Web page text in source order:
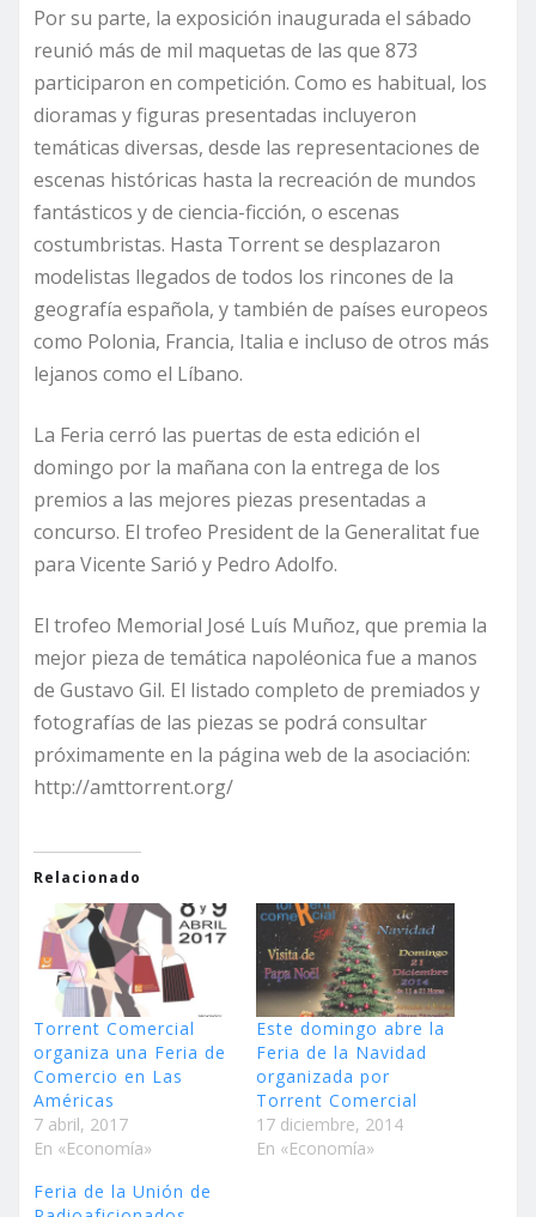
Por su parte, la exposición inaugurada el sábado
reunió más de mil maquetas de las que 873
participaron en competición. Como es habitual, los
dioramas y figuras presentadas incluyeron
temáticas diversas, desde las representaciones de
escenas históricas hasta la recreación de mundos
fantásticos y de ciencia-ficción, o escenas
costumbristas. Hasta Torrent se desplazaron
modelistas llegados de todos los rincones de la
geografía española, y también de países europeos
como Polonia, Francia, Italia e incluso de otros más
lejanos como el Líbano.
La Feria cerró las puertas de esta edición el
domingo por la mañana con la entrega de los
premios a las mejores piezas presentadas a
concurso. El trofeo President de la Generalitat fue
para Vicente Sarió y Pedro Adolfo.
El trofeo Memorial José Luís Muñoz, que premia la
mejor pieza de temática napoléonica fue a manos
de Gustavo Gil. El listado completo de premiados y
fotografías de las piezas se podrá consultar
próximamente en la página web de la asociación:
http://amttorrent.org/
Relacionado
Torrent Comercial
organiza una Feria de
Comercio en Las
Américas
7 abril, 2017
En «Economía»
Este domingo abre la
Feria de la Navidad
organizada por
Torrent Comercial
17 diciembre, 2014
En «Economía»
Feria de la Unión de